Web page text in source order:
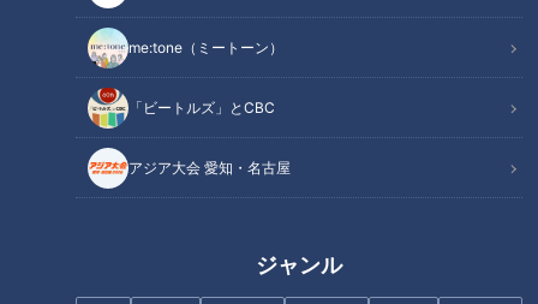
me:tone（ミートーン）
「ビートルズ」とCBC
アジア大会 愛知・名古屋
ジャンル
魚のアメ横「寺泊魚の市場通り」でサバの串焼き
を爆食！